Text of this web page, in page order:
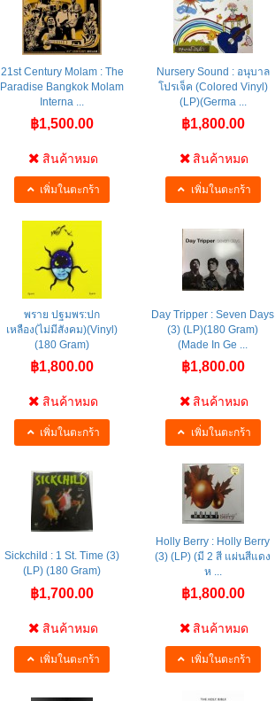
21st Century Molam : The
Paradise Bangkok Molam
Interna ...
฿1,500.00
สินค้าหมด
เพิ่มในตะกร้า
Nursery Sound : อนุบาล
โปรเจ็ค (Colored Vinyl)
(LP)(Germa ...
฿1,800.00
สินค้าหมด
เพิ่มในตะกร้า
พราย ปฐมพร:ปก
เหลือง(ไม่มีสังคม)(Vinyl)
(180 Gram)
฿1,800.00
สินค้าหมด
เพิ่มในตะกร้า
Day Tripper : Seven Days
(3) (LP)(180 Gram)
(Made In Ge ...
฿1,800.00
สินค้าหมด
เพิ่มในตะกร้า
Sickchild : 1 St. Time (3)
(LP) (180 Gram)
฿1,700.00
สินค้าหมด
เพิ่มในตะกร้า
Holly Berry : Holly Berry
(3) (LP) (มี 2 สี แผ่นสีแดง
ห ...
฿1,800.00
สินค้าหมด
เพิ่มในตะกร้า